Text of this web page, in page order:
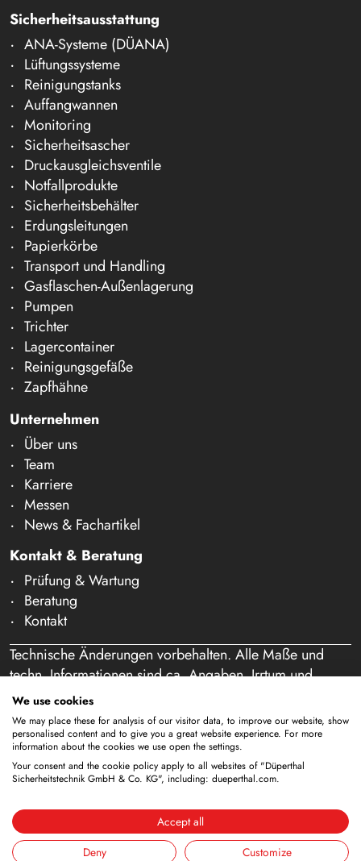
Sicherheitsausstattung
ANA-Systeme (DÜANA)
Lüftungssysteme
Reinigungstanks
Auffangwannen
Monitoring
Sicherheitsascher
Druckausgleichsventile
Notfallprodukte
Sicherheitsbehälter
Erdungsleitungen
Papierkörbe
Transport und Handling
Gasflaschen-Außenlagerung
Pumpen
Trichter
Lagercontainer
Reinigungsgefäße
Zapfhähne
Unternehmen
Über uns
Team
Karriere
Messen
News & Fachartikel
Kontakt & Beratung
Prüfung & Wartung
Beratung
Kontakt
Technische Änderungen vorbehalten. Alle Maße und
techn. Informationen sind ca. Angaben. Irrtum und
Schreibfehler vorbehalten. Unser Angebot richtet sich
ausschließlich an Gewerbetreibende im Sinne des § 14
BGB. Ein Verkauf an Privatpersonen findet nicht statt.
Durch die Nutzung dieser Website und eine etwaige
Bestellung bestätigen Sie, dass Sie als Unternehmer
We use cookies
We may place these for analysis of our visitor data, to improve our website, show
personalised content and to give you a great website experience. For more
information about the cookies we use open the settings.
Your consent and the cookie policy apply to all websites of "Düperthal
Sicherheitstechnik GmbH & Co. KG", including: dueperthal.com.
Accept all
Deny
Customize